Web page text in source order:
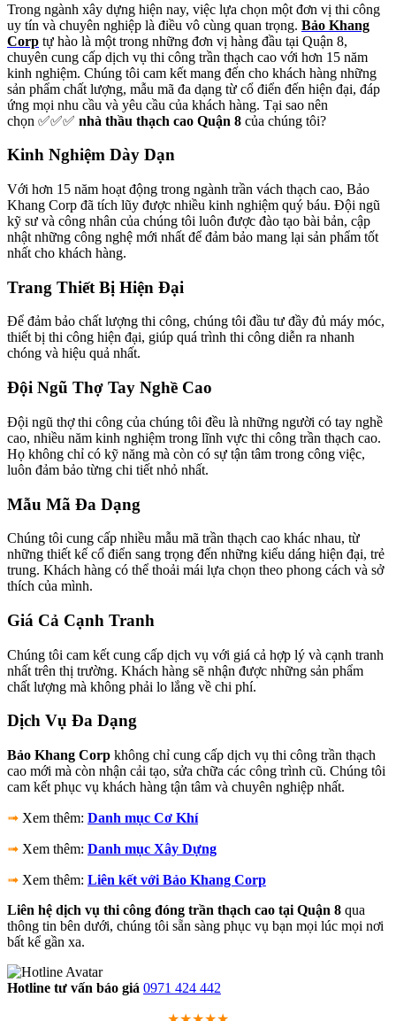
Trong ngành xây dựng hiện nay, việc lựa chọn một đơn vị thi công
uy tín và chuyên nghiệp là điều vô cùng quan trọng. Bảo Khang
Corp tự hào là một trong những đơn vị hàng đầu tại Quận 8,
chuyên cung cấp dịch vụ thi công trần thạch cao với hơn 15 năm
kinh nghiệm. Chúng tôi cam kết mang đến cho khách hàng những
sản phẩm chất lượng, mẫu mã đa dạng từ cổ điển đến hiện đại, đáp
ứng mọi nhu cầu và yêu cầu của khách hàng. Tại sao nên
chọn ✅✅✅ nhà thầu thạch cao Quận 8 của chúng tôi?
Kinh Nghiệm Dày Dạn
Với hơn 15 năm hoạt động trong ngành trần vách thạch cao, Bảo
Khang Corp đã tích lũy được nhiều kinh nghiệm quý báu. Đội ngũ
kỹ sư và công nhân của chúng tôi luôn được đào tạo bài bản, cập
nhật những công nghệ mới nhất để đảm bảo mang lại sản phẩm tốt
nhất cho khách hàng.
Trang Thiết Bị Hiện Đại
Để đảm bảo chất lượng thi công, chúng tôi đầu tư đầy đủ máy móc,
thiết bị thi công hiện đại, giúp quá trình thi công diễn ra nhanh
chóng và hiệu quả nhất.
Đội Ngũ Thợ Tay Nghề Cao
Đội ngũ thợ thi công của chúng tôi đều là những người có tay nghề
cao, nhiều năm kinh nghiệm trong lĩnh vực thi công trần thạch cao.
Họ không chỉ có kỹ năng mà còn có sự tận tâm trong công việc,
luôn đảm bảo từng chi tiết nhỏ nhất.
Mẫu Mã Đa Dạng
Chúng tôi cung cấp nhiều mẫu mã trần thạch cao khác nhau, từ
những thiết kế cổ điển sang trọng đến những kiểu dáng hiện đại, trẻ
trung. Khách hàng có thể thoải mái lựa chọn theo phong cách và sở
thích của mình.
Giá Cả Cạnh Tranh
Chúng tôi cam kết cung cấp dịch vụ với giá cả hợp lý và cạnh tranh
nhất trên thị trường. Khách hàng sẽ nhận được những sản phẩm
chất lượng mà không phải lo lắng về chi phí.
Dịch Vụ Đa Dạng
Bảo Khang Corp không chỉ cung cấp dịch vụ thi công trần thạch
cao mới mà còn nhận cải tạo, sửa chữa các công trình cũ. Chúng tôi
cam kết phục vụ khách hàng tận tâm và chuyên nghiệp nhất.
➟ Xem thêm: Danh mục Cơ Khí
➟ Xem thêm: Danh mục Xây Dựng
➟ Xem thêm: Liên kết với Bảo Khang Corp
Liên hệ dịch vụ thi công đóng trần thạch cao tại Quận 8 qua
thông tin bên dưới, chúng tôi sẵn sàng phục vụ bạn mọi lúc mọi nơi
bất kể gần xa.
Hotline tư vấn báo giá 0971 424 442